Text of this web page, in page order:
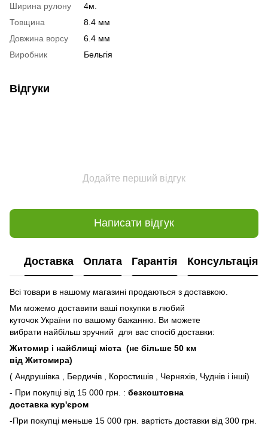
Ширина рулону
4м.
Товщина
8.4 мм
Довжина ворсу
6.4 мм
Виробник
Бельгія
Відгуки
Додайте перший відгук
Написати відгук
Доставка Оплата Гарантія Консультація
Всі товари в нашому магазині продаються з доставкою.
Ми можемо доставити ваші покупки в любий
куточок України по вашому бажанню. Ви можете
вибрати найбільш зручний для вас спосіб доставки:
Житомир і найблищі міста (не більше 50 км
від Житомира)
( Андрушівка , Бердичів , Коростишів , Черняхів, Чуднів і інші)
- При покупці від 15 000 грн. : безкоштовна
доставка кур'єром
-При покупці меньше 15 000 грн. вартість доставки від 300 грн.